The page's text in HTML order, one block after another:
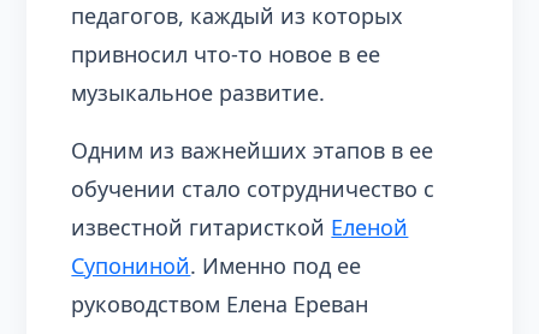
педагогов, каждый из которых
привносил что-то новое в ее
музыкальное развитие.
Одним из важнейших этапов в ее
обучении стало сотрудничество с
известной гитаристкой Еленой
Супониной. Именно под ее
руководством Елена Ереван